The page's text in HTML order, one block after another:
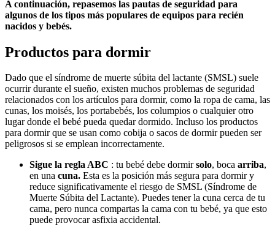
A continuación, repasemos las pautas de seguridad para
algunos de los tipos más populares de equipos para recién
nacidos y bebés.
Productos para dormir
Dado que el síndrome de muerte súbita del lactante (SMSL) suele
ocurrir durante el sueño, existen muchos problemas de seguridad
relacionados con los artículos para dormir, como la ropa de cama, las
cunas, los moisés, los portabebés, los columpios o cualquier otro
lugar donde el bebé pueda quedar dormido. Incluso los productos
para dormir que se usan como cobija o sacos de dormir pueden ser
peligrosos si se emplean incorrectamente.
Sigue la regla ABC : tu bebé debe dormirsolo, boca arriba,
en una cuna. Esta es la posición más segura para dormir y
reduce significativamente el riesgo de SMSL (Síndrome de
Muerte Súbita del Lactante). Puedes tener la cuna cerca de tu
cama, pero nunca compartas la cama con tu bebé, ya que esto
puede provocar asfixia accidental.